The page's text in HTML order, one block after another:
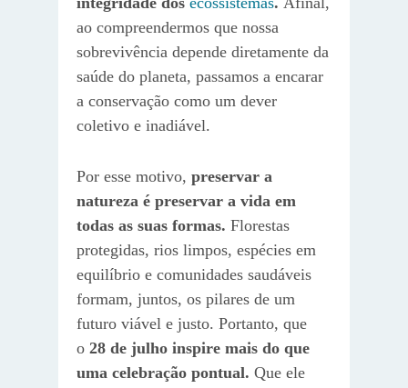
ao compreendermos que nossa
sobrevivência depende diretamente da
saúde do planeta, passamos a encarar
a conservação como um dever
coletivo e inadiável.
Por esse motivo, preservar a
natureza é preservar a vida em
todas as suas formas. Florestas
protegidas, rios limpos, espécies em
equilíbrio e comunidades saudáveis
formam, juntos, os pilares de um
futuro viável e justo. Portanto, que
o 28 de julho inspire mais do que
uma celebração pontual. Que ele